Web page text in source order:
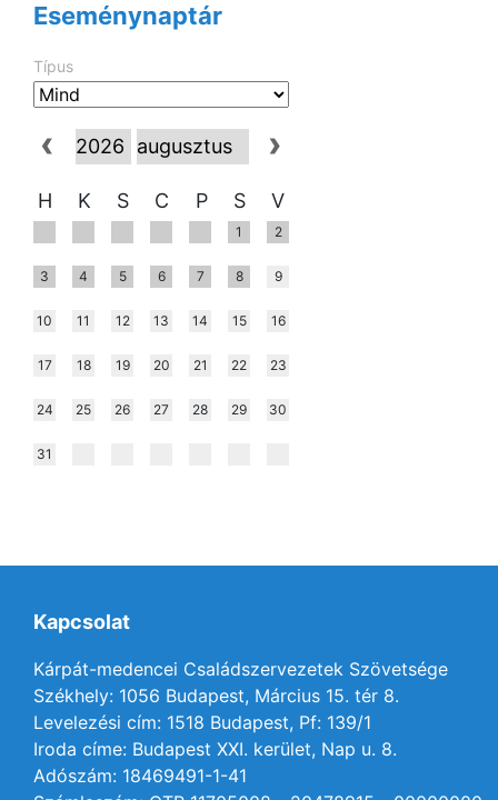
Eseménynaptár
Típus
H K S C P S V
1 2
3 4 5 6 7 8 9
10 11 12 13 14 15 16
17 18 19 20 21 22 23
24 25 26 27 28 29 30
31
Kapcsolat
Kárpát-medencei Családszervezetek Szövetsége
Székhely: 1056 Budapest, Március 15. tér 8.
Levelezési cím: 1518 Budapest, Pf: 139/1
Iroda címe: Budapest XXI. kerület, Nap u. 8.
Adószám: 18469491-1-41